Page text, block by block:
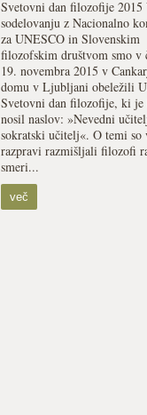
Svetovni dan filozofije 2015
sodelovanju z Nacionalno
za UNESCO in Slovenskim
filozofskim društvom smo v
19. novembra 2015 v
domu v Ljubljani obeležili
Svetovni dan filozofije, ki je
nosil naslov: »Nevedni
sokratski učitelj«. O temi so
razpravi razmišljali filozofi
smeri...
več